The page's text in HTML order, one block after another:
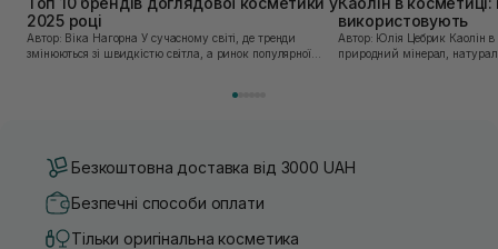
2025 році
Автор: Віка Нагорна У сучасному світі, де тренди
змінюються зі швидкістю світла, а ринок популярної
використовують
Автор: Юлія Цебрик Каолін в косметології – це
природний мінерал,
Безкоштовна доставка від 3000 UAH
Безпечні способи оплати
Тільки оригінальна косметика